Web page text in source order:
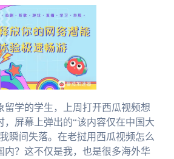
留学的学生，上周打开西瓜视频想
，屏幕上弹出的“该内容仅在中国大
瞬间失落。在老挝用西瓜视频怎么
内？这不仅是我，也是很多海外华